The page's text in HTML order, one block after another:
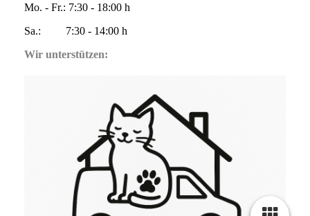
Mo. - Fr.: 7:30 - 18:00 h
Sa.: 7:30 - 14:00 h
Wir unterstützen: